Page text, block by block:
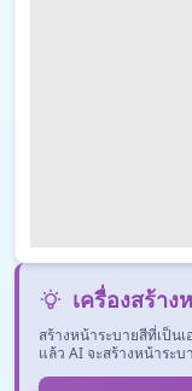
เครื่องสร้า
สร้างหน้าระบายสีที่เป็น
แล้ว AI จะสร้างหน้าระ